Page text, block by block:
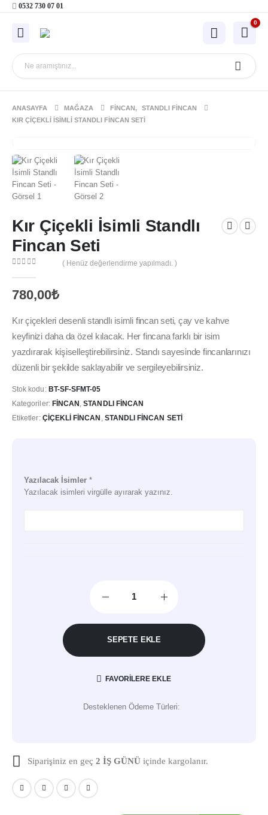
0532 730 07 01
0
ANASAYFA MAĞAZA FINCAN,
STANDLI FINCAN
KIR ÇIÇEKLI İSIMLI STANDLI FINCAN SETI
Kır Çiçekli İsimli Standlı
Fincan Seti
( Henüz değerlendirme yapılmadı. )
780,00₺
Kır çiçekleri desenli standlı isimli fincan seti, çay ve kahve
keyfinizi daha da özel kılacak. Her fincana farklı bir isim
yazdırarak kişiselleştirebilirsiniz. Standı sayesinde fincanlarınızı
düzenli bir şekilde saklayabilir ve sergileyebilirsiniz.
Stok kodu: BT-SF-SFMT-05
Kategoriler: FINCAN,STANDLI FINCAN
Etiketler: ÇIÇEKLI FINCAN STANDLI FINCAN SETI
Yazılacak İsimler *
Yazılacak isimleri virgülle ayırarak yazınız.
SEPETE EKLE
FAVORILERE EKLE
Desteklenen Ödeme Türleri:
Siparişiniz en geç 2 İŞ GÜNÜ içinde kargolanır.